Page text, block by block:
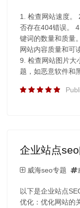
1. 检查网站速度。
否存在404错误。
键词的数量和质量
网站内容质量和可
9. 检查网站图片大
题，如恶意软件和
企业站点seo
威海seo专题
以下是企业站点
优化：优化网站的